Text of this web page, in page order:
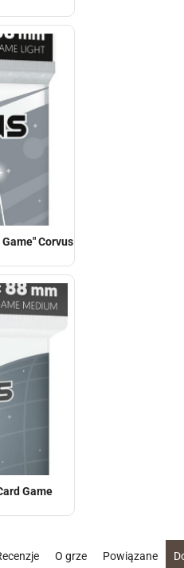
Corvus
Game
O grze Powiązane